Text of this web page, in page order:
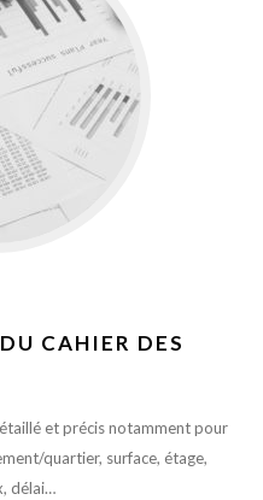
CAHIER DES
et précis notamment pour
quartier, surface, étage,
délai…